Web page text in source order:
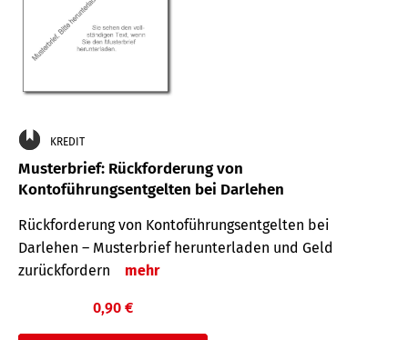
KREDIT
Musterbrief: Rückforderung von
Kontoführungsentgelten bei Darlehen
Rückforderung von Kontoführungsentgelten bei
Darlehen – Musterbrief herunterladen und Geld
zurückfordern
mehr
0,90 €